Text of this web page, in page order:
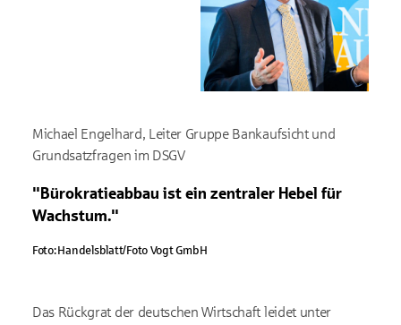
Michael Engelhard, Leiter Gruppe Bankaufsicht und
Grundsatzfragen im DSGV
"Bürokratieabbau ist ein zentraler Hebel für
Wachstum."
Foto: Handelsblatt/Foto Vogt GmbH
Das Rückgrat der deutschen Wirtschaft leidet unter